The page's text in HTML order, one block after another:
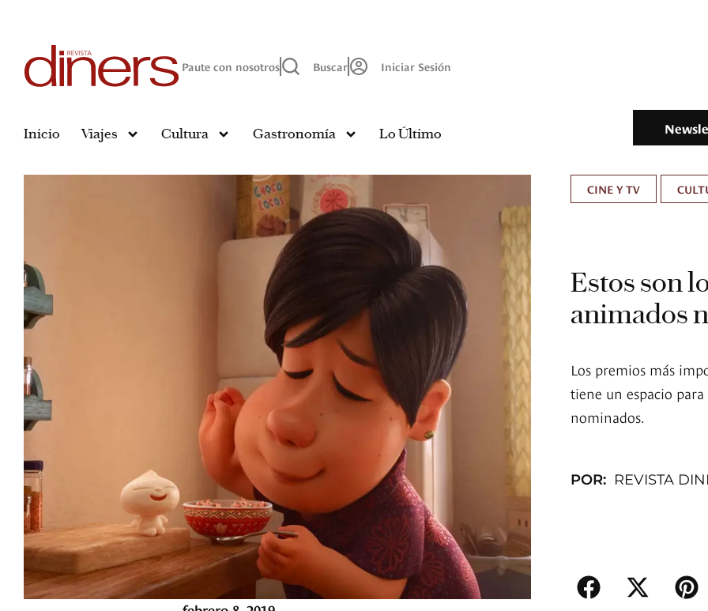
Paute con nosotros Buscar Iniciar Sesión
Inicio Viajes Cultura Gastronomía Lo Último
CINE Y TV
Estos son
animados
Los premios más
tiene un espacio
nominados.
POR: REVISTA